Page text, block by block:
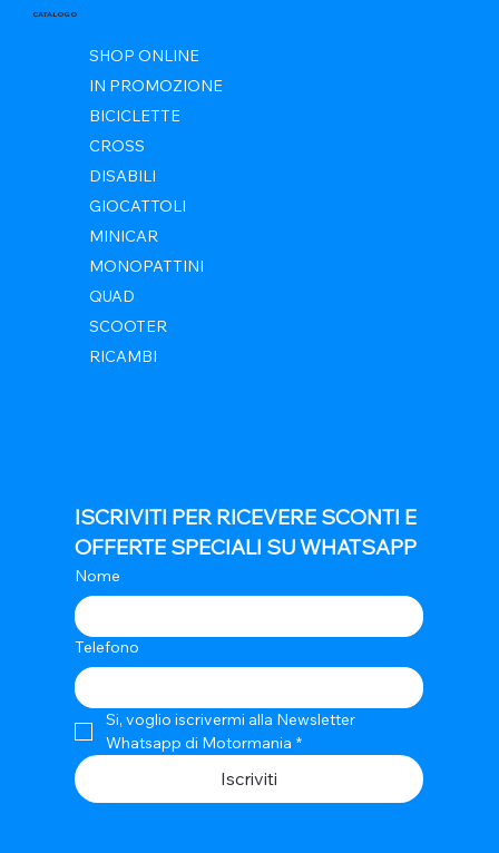
CATALOGO
SHOP ONLINE
IN PROMOZIONE
BICICLETTE
CROSS
DISABILI
GIOCATTOLI
MINICAR
MONOPATTINI
QUAD
SCOOTER
RICAMBI
ISCRIVITI PER RICEVERE SCONTI E
OFFERTE SPECIALI SU WHATSAPP
Nome
Telefono
Si, voglio iscrivermi alla Newsletter
Whatsapp di Motormania *
Iscriviti